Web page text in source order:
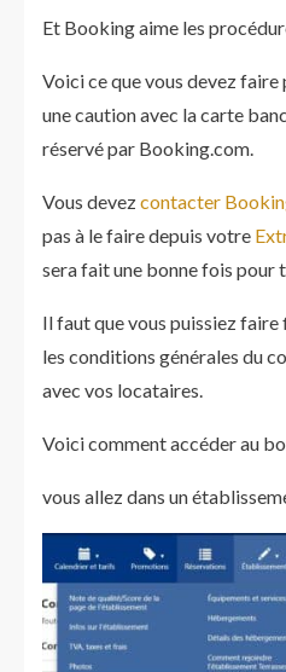
Et Booking aime les
Voici ce que vous devez
une caution avec la carte
réservé par Booking.com.
Vous devezcontacter
pas à le faire depuis votre
sera fait une bonne fois pour
Il faut que vous puissiez
les conditions générales du
avec vos locataires.
Voici comment accéder au
vous allez dans un